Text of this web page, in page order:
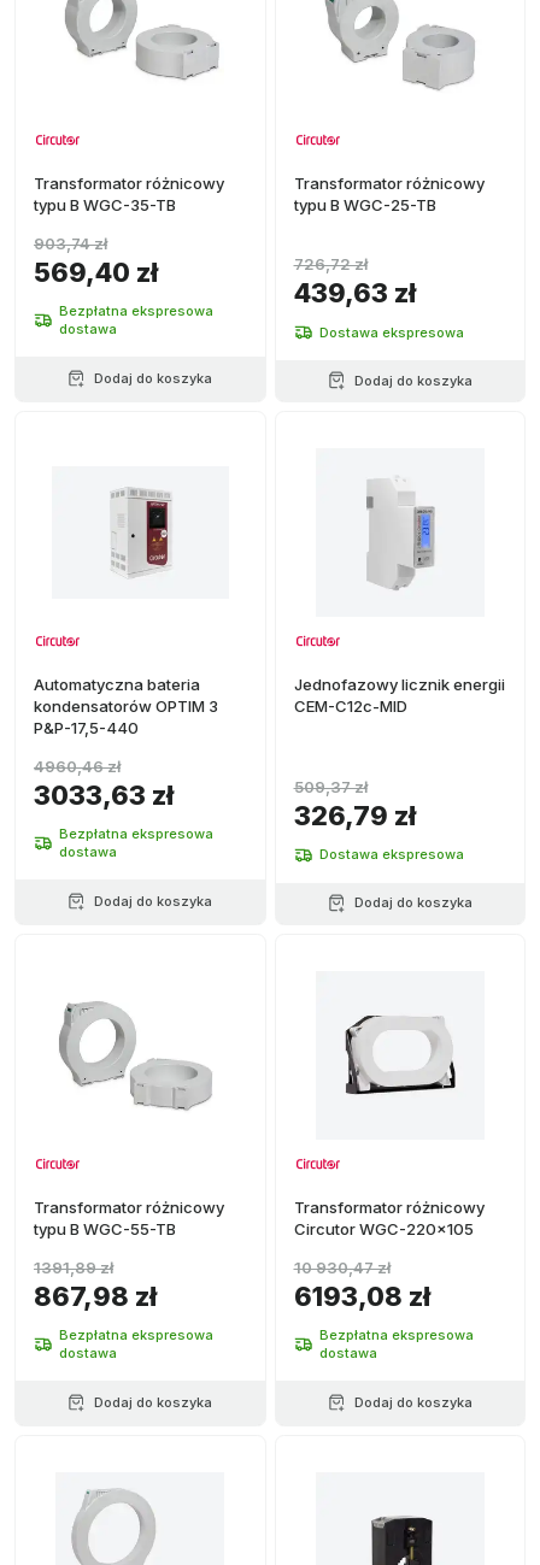
Transformator różnicowy
typu B WGC-35-TB
569,40 zł
903,74 zł
Bezpłatna ekspresowa
dostawa
Dodaj do koszyka
Transformator różnicowy
typu B WGC-25-TB
439,63 zł
726,72 zł
Dostawa ekspresowa
Dodaj do koszyka
Automatyczna bateria
kondensatorów OPTIM 3
P&P-17,5-440
3033,63 zł
4960,46 zł
Bezpłatna ekspresowa
dostawa
Dodaj do koszyka
Jednofazowy licznik energii
CEM-C12c-MID
326,79 zł
509,37 zł
Dostawa ekspresowa
Dodaj do koszyka
Transformator różnicowy
typu B WGC-55-TB
867,98 zł
1391,89 zł
Bezpłatna ekspresowa
dostawa
Dodaj do koszyka
Transformator różnicowy
Circutor WGC-220x105
6193,08 zł
10 930,47 zł
Bezpłatna ekspresowa
dostawa
Dodaj do koszyka